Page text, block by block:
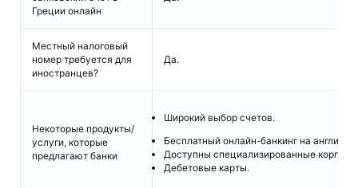
Греции онлайн
Местный налоговый
номер требуется для
иностранцев?
Да.
Некоторые продукты/
услуги, которые
предлагают банки
Широкий выбор счетов.
Бесплатный онлайн-банкинг на
Доступны специализированные
Дебетовые карты.